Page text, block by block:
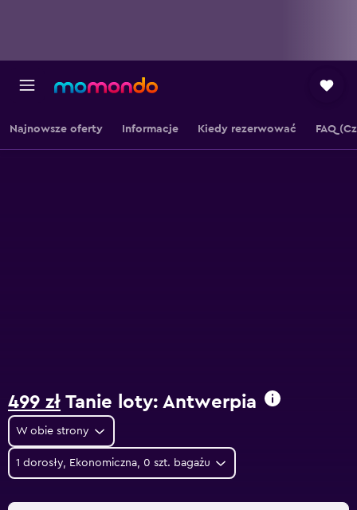
Najnowsze oferty Informacje Kiedy rezerwować FAQ
499 zł Tanie loty: Antwerpia
W obie strony
1 dorosły, Ekonomiczna, 0 szt. bagażu